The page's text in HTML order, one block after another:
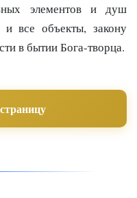
элементов и душ
все объекты, закону
в бытии Бога-творца.